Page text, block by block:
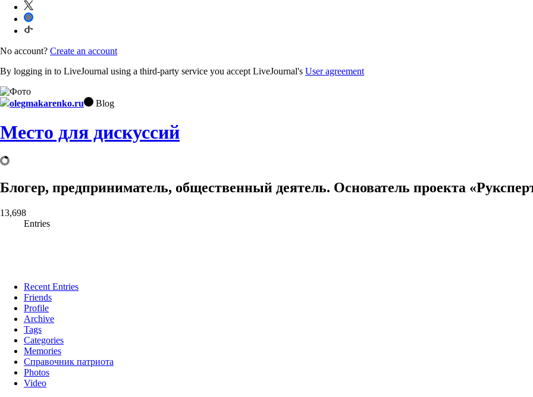
No account? Create an account
By logging in to LiveJournal using a third-party service you accept LiveJournal's User agreement
olegmakarenko.ru Blog
Место для дискуссий
Блогер, предприниматель, общественный деятель. Основатель проекта
13,698
Entries
Recent Entries
Friends
Profile
Archive
Tags
Categories
Memories
Справочник патриота
Photos
Video